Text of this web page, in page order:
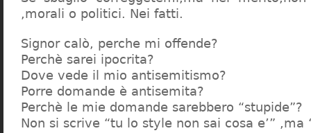
,morali o politici. Nei fatti.
Signor calò, perche mi offende?
Perchè sarei ipocrita?
Dove vede il mio antisemitismo?
Porre domande è antisemita?
Perchè le mie domande sarebbero “stupide”?
Non si scrive “tu lo style non sai cosa e’” ,ma